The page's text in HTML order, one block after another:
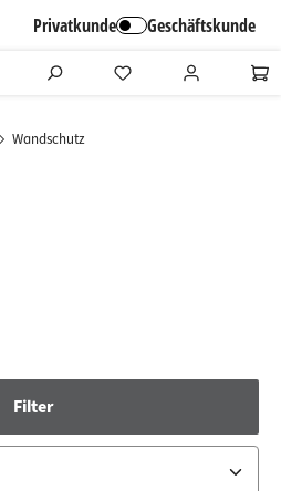
Privatkunde Geschäftskunde
Wandschutz
Filter